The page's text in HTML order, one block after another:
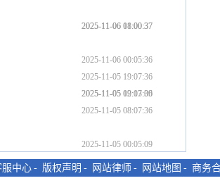
2025-11-06 11:00:37
2025-11-06 08:00:37
2025-11-06 00:05:36
2025-11-05 19:07:36
2025-11-05 12:07:36
2025-11-05 09:13:09
2025-11-05 08:07:36
2025-11-05 00:05:09
服中心 - 版权声明 - 网站律师 - 网站地图 - 商务